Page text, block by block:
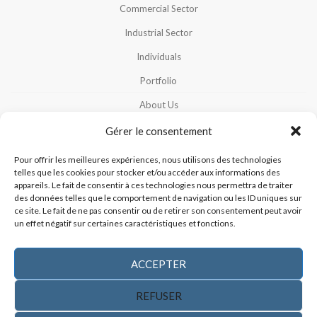
Gérer le consentement
Pour offrir les meilleures expériences, nous utilisons des technologies
telles que les cookies pour stocker et/ou accéder aux informations des
appareils. Le fait de consentir à ces technologies nous permettra de traiter
des données telles que le comportement de navigation ou les ID uniques sur
ce site. Le fait de ne pas consentir ou de retirer son consentement peut avoir
un effet négatif sur certaines caractéristiques et fonctions.
ACCEPTER
REFUSER
Commercial Sector
Industrial Sector
Individuals
Portfolio
About Us
Careers
Our Team
Cookies Policy
Privacy Policy
COPYRIGHT © 2015 FER ET MÉTAL DUBREUIL. ALL RIGHTS
RESERVED.